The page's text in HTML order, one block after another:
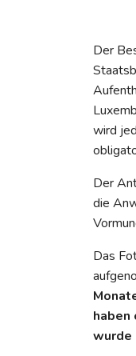
Der
wird
Der
die
Das
haben
wurde